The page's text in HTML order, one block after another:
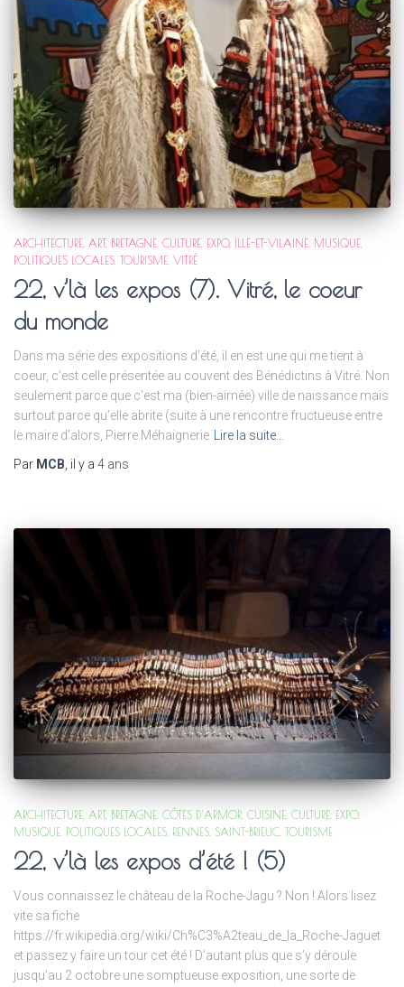
ARCHITECTURE ART BRETAGNE CULTURE EXPO ILLE-ET-VILAINE MUSIQUE
POLITIQUES LOCALES TOURISME VITRÉ
22, v’là les expos (7). Vitré, le coeur
du monde
Dans ma série des expositions d’été, il en est une qui me tient à
coeur, c’est celle présentée au couvent des Bénédictins à Vitré. Non
seulement parce que c’est ma (bien-aimée) ville de naissance mais
surtout parce qu’elle abrite (suite à une rencontre fructueuse entre
le maire d’alors, Pierre Méhaignerie
Lire la suite…
Par MCB , il y a 4 ans
ARCHITECTURE ART BRETAGNE CÔTES D'ARMOR CUISINE CULTURE EXPO
MUSIQUE POLITIQUES LOCALES RENNES SAINT-BRIEUC TOURISME
22, v’là les expos d’été ! (5)
Vous connaissez le château de la Roche-Jagu ? Non ! Alors lisez
vite sa fiche
https://fr.wikipedia.org/wiki/Ch%C3%A2teau_de_la_Roche-Jaguet
et passez y faire un tour cet été ! D’autant plus que s’y déroule
jusqu’au 2 octobre une somptueuse exposition, une sorte de